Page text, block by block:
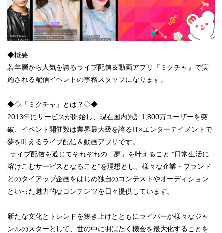
◆概要
若年層から人気を誇るライブ配信＆動画アプリ『ミクチャ』で実
施される配信イベントの事務スタッフになります。
◆◇「ミクチャ」とは？◇◆
2013年にサービスが開始し、現在国内累計1,800万ユーザーを突
破、イベント開催数は業界最大級を誇るIT×エンターテイメントで
夢を叶えるライブ配信＆動画アプリです。
”ライブ配信を通じてそれぞれの「夢」を叶えること””日常生活に
溶けこむサービスとなること”を理想とし、様々な企業・ブランド
とのタイアップ企画をはじめ独自のコンテストやオーディション
といった魅力的なコンテンツを日々提供しています。
新たな文化とトレンドを築き上げとともにライバーが様々なジャ
ンルのスターとして、世の中に羽ばたく機会を最大化することを